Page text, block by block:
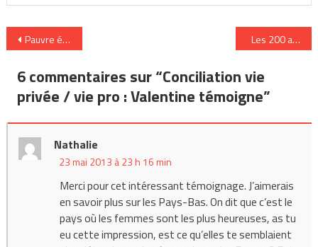
Navigation
de
l’article
Pauvre école ! Les 200
6 commentaires sur “Conciliation vie
privée / vie pro : Valentine témoigne”
Nathalie
23 mai 2013 à 23 h 16 min
Merci pour cet intéressant témoignage. J’aimerais
en savoir plus sur les Pays-Bas. On dit que c’est le
pays où les femmes sont les plus heureuses, as tu
eu cette impression, est ce qu’elles te semblaient